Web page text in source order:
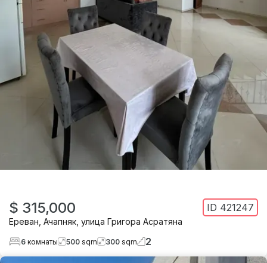
$ 315,000 ID 421247
Ереван Ачапняк улица Григора Асратяна
6 комнаты 500 sqm 300 sqm 2